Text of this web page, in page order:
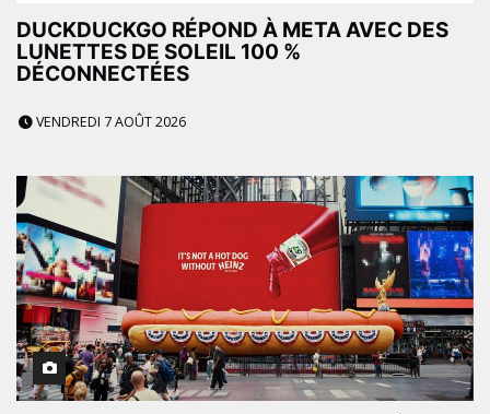
DUCKDUCKGO RÉPOND À META AVEC DES
LUNETTES DE SOLEIL 100 %
DÉCONNECTÉES
VENDREDI 7 AOÛT 2026